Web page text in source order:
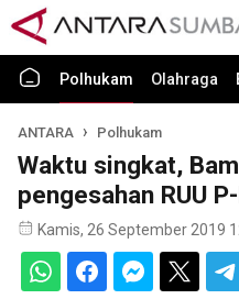
Polhukam Olahraga
ANTARA Polhukam
Waktu singkat,
pengesahan RUU
Kamis, 26 September 2019